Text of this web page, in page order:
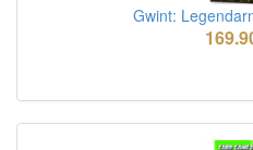
Gwint: